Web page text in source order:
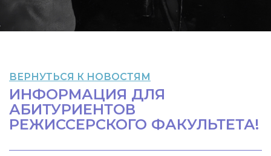
ВЕРНУТЬСЯ К НОВОСТЯМ
ИНФОРМАЦИЯ ДЛЯ
АБИТУРИЕНТОВ
РЕЖИССЕРСКОГО ФАКУЛЬТЕТА!